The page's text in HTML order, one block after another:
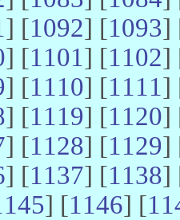
] [1092] [1093]
] [1101] [1102]
] [1110] [1111]
] [1119] [1120]
] [1128] [1129]
] [1137] [1138]
] [1146] [